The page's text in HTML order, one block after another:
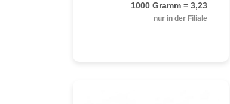
1000 Gramm = 3,23
nur in der Filiale